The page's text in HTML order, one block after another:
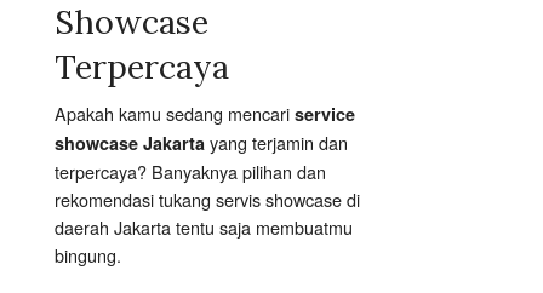
Showcase
Terpercaya
Apakah kamu sedang mencari service
showcase Jakarta yang terjamin dan
terpercaya? Banyaknya pilihan dan
rekomendasi tukang servis showcase di
daerah Jakarta tentu saja membuatmu
bingung.